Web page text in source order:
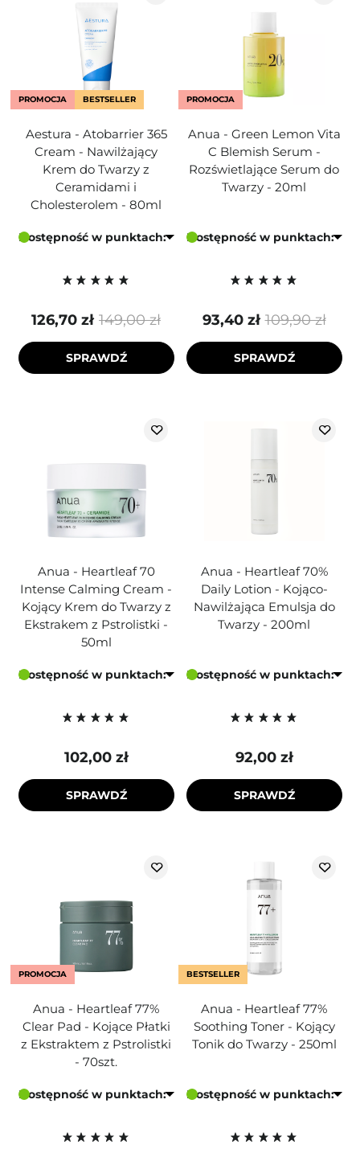
PROMOCJA BESTSELLER
Aestura - Atobarrier 365
Cream - Nawilżający
Krem do Twarzy z
Ceramidami i
Cholesterolem - 80ml
Dostępność w punktach:
149,00 zł
126,70 zł
SPRAWDŹ
PROMOCJA
Anua - Green Lemon Vita
C Blemish Serum -
Rozświetlające Serum do
Twarzy - 20ml
Dostępność w punktach:
109,90 zł
93,40 zł
SPRAWDŹ
Anua - Heartleaf 70
Intense Calming Cream -
Kojący Krem do Twarzy z
Ekstrakem z Pstrolistki -
50ml
Dostępność w punktach:
102,00 zł
SPRAWDŹ
Anua - Heartleaf 70%
Daily Lotion - Kojąco-
Nawilżająca Emulsja do
Twarzy - 200ml
Dostępność w punktach:
92,00 zł
SPRAWDŹ
PROMOCJA
Anua - Heartleaf 77%
Clear Pad - Kojące Płatki
z Ekstraktem z Pstrolistki
- 70szt.
Dostępność w punktach:
BESTSELLER
Anua - Heartleaf 77%
Soothing Toner - Kojący
Tonik do Twarzy - 250ml
Dostępność w punktach: